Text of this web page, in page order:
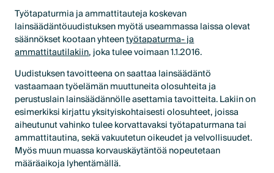
Työtapaturmia ja ammattitauteja koskevan
lainsäädäntöuudistuksen myötä useammassa laissa olevat
säännökset kootaan yhteentyötapaturma- ja
ammattitautilakiin, joka tulee voimaan 1.1.2016.
Uudistuksen tavoitteena on saattaa lainsäädäntö
vastaamaan työelämän muuttuneita olosuhteita ja
perustuslain lainsäädännölle asettamia tavoitteita. Lakiin on
esimerkiksi kirjattu yksityiskohtaisesti olosuhteet, joissa
aiheutunut vahinko tulee korvattavaksi työtapaturmana tai
ammattitautina, sekä vakuutetun oikeudet ja velvollisuudet.
Myös muun muassa korvauskäytäntöä nopeutetaan
määräaikoja lyhentämällä.